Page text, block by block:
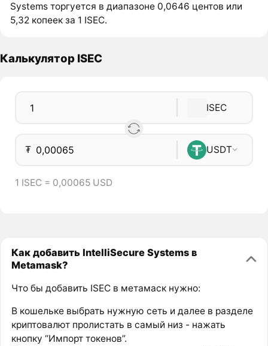
Systems торгуется в диапазоне 0,0646 центов или
5,32 копеек за 1 ISEC.
Калькулятор ISEC
ISEC
₮ USDT
1 ISEC = 0,00065 USD
Как добавить IntelliSecure Systems в
Metamask?
Что бы добавить ISEC в метамаск нужно:
В кошельке выбрать нужную сеть и далее в разделе
криптовалют пролистать в самый низ - нажать
кнопку “Импорт токенов”.